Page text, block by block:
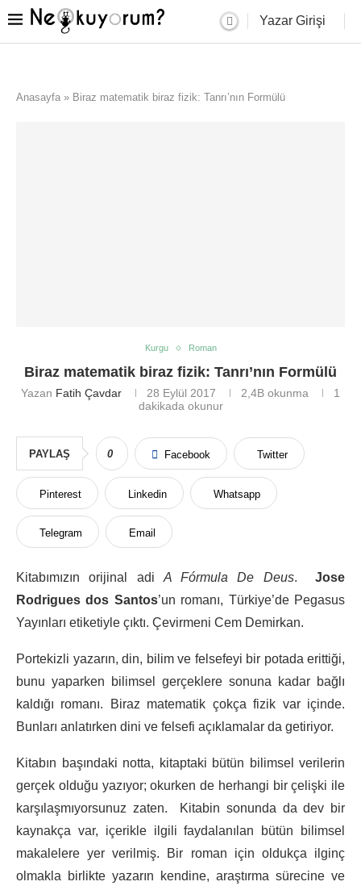
Yazar Girişi
Anasayfa » Biraz matematik biraz fizik: Tanrı’nın Formülü
Kurgu Roman
Biraz matematik biraz fizik: Tanrı’nın Formülü
Yazan Fatih Çavdar 28 Eylül 2017 2,4B okunma
1
dakikada okunur
PAYLAŞ 0 Facebook Twitter
Pinterest Linkedin Whatsapp
Telegram Email
Kitabımızın orijinal adi A Fórmula De Deus. Jose
Rodrigues dos Santos’un romanı, Türkiye’de Pegasus
Yayınları etiketiyle çıktı. Çevirmeni Cem Demirkan.
Portekizli yazarın, din, bilim ve felsefeyi bir potada erittiği,
bunu yaparken bilimsel gerçeklere sonuna kadar bağlı
kaldığı romanı. Biraz matematik çokça fizik var içinde.
Bunları anlatırken dini ve felsefi açıklamalar da getiriyor.
Kitabın başındaki notta, kitaptaki bütün bilimsel verilerin
gerçek olduğu yazıyor; okurken de herhangi bir çelişki ile
karşılaşmıyorsunuz zaten. Kitabin sonunda da dev bir
kaynakça var, içerikle ilgili faydalanılan bütün bilimsel
makalelere yer verilmiş. Bir roman için oldukça ilginç
olmakla birlikte yazarın kendine, araştırma sürecine ve